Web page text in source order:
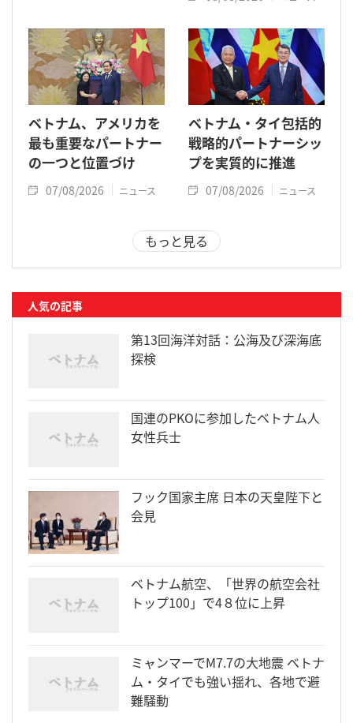
ベトナム、アメリカを
最も重要なパートナー
の一つと位置づけ
07/08/2026 ニュース
ベトナム・タイ包括的
戦略的パートナーシッ
プを実質的に推進
07/08/2026 ニュース
もっと見る
人気の記事
第13回海洋対話：公海及び深海底
探検
国連のPKOに参加したベトナム人
女性兵士
フック国家主席 日本の天皇陛下と
会見
ベトナム航空、「世界の航空会社
トップ100」で4８位に上昇
ミャンマーでM7.7の大地震 ベトナ
ム・タイでも強い揺れ、各地で避
難騒動